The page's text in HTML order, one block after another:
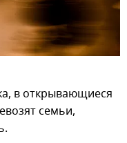
в открывающиеся
семьи,